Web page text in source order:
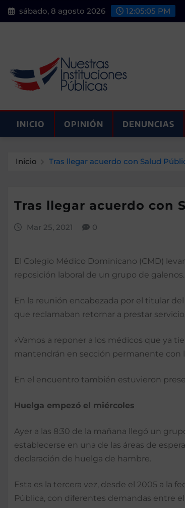
Saltar
al
sábado, 8 agosto 2026 12:05:06 PM
INICIO OPINIÓN DENUNCIAS
Inicio Tras llegar acuerdo con Salud
Tras llegar acuerdo con
Mar 25, 2021 0
El Colegio Médico Dominicano (CMD)
reposición laboral de un grupo de galenos.
En la reunión encabezada por el titular
que reclamaban retornar a prestar
«Vamos a reponer a los médicos que ya
mantendrán en sección permanente con
En el encuentro también estuvieron
Huelga empezó el miércoles
Ayer a las 8:30 de la mañana llegó un
estable­cerse en una de las áreas de
declaración de huelga de hambre.
Esta es la tercera vez, desde el 2005 a la
Pública, con diferen­tes demandas entre